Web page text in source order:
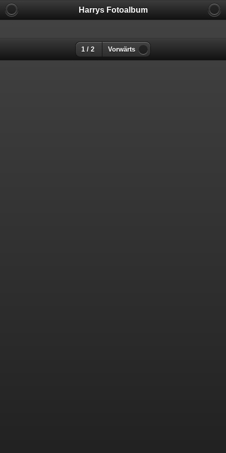
Harrys Fotoalbum
1 / 2 Vorwärts